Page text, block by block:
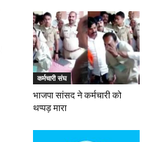
कर्मचारी संघ
भाजपा सांसद ने कर्मचारी को
थप्पड़ मारा